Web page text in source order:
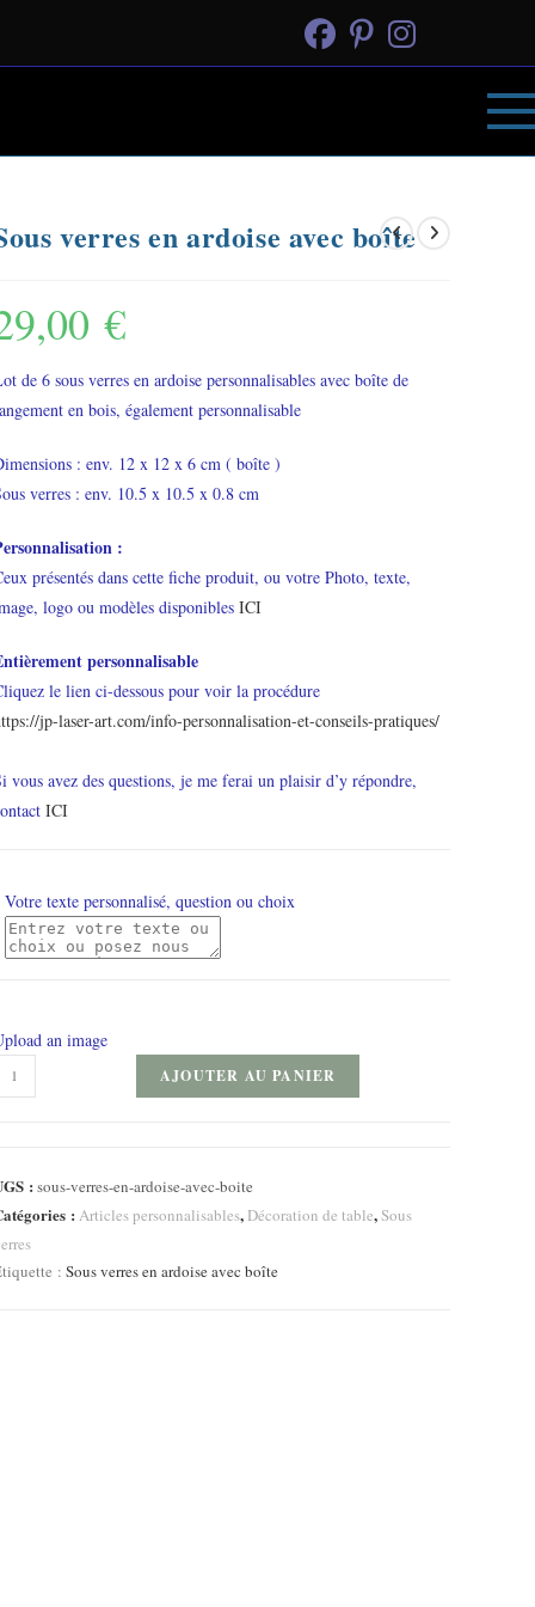
verres en ardoise avec boîte
€
de 6 sous verres en ardoise personnalisables avec boîte de
en bois, également personnalisable
: env. 12 x 12 x 6 cm ( boîte )
verres : env. 10.5 x 10.5 x 0.8 cm
:
présentés dans cette fiche produit, ou votre Photo, texte,
logo ou modèles disponibles ICI
personnalisable
le lien ci-dessous pour voir la procédure
jp-laser-art.com/info-personnalisation-et-conseils-pratiques/
vous avez des questions, je me ferai un plaisir d’y répondre,
ICI
Votre texte personnalisé, question ou choix
an image
quantité
AJOUTER AU PANIER
: sous-verres-en-ardoise-avec-boite
: Articles personnalisables, Décoration de table,Sous
: Sous verres en ardoise avec boîte